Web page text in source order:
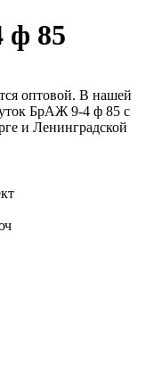
85
оптовой. В нашей
БрАЖ 9-4 ф 85 с
и Ленинградской